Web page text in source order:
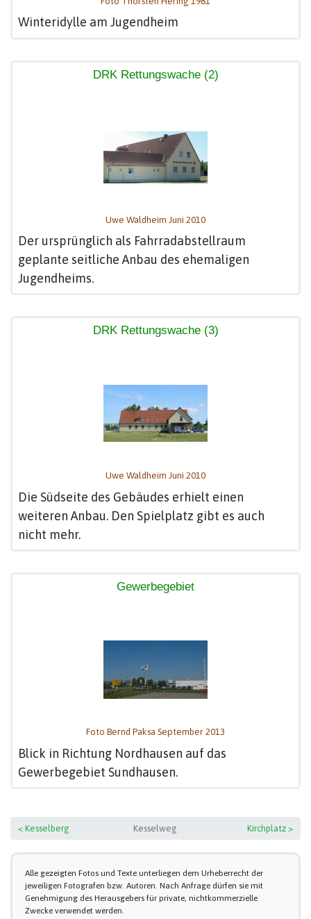
Winteridylle am Jugendheim
DRK Rettungswache (2)
Uwe Waldheim Juni 2010
Der ursprünglich als Fahrradabstellraum
geplante seitliche Anbau des ehemaligen
Jugendheims.
DRK Rettungswache (3)
Uwe Waldheim Juni 2010
Die Südseite des Gebäudes erhielt einen
weiteren Anbau. Den Spielplatz gibt es auch
nicht mehr.
Gewerbegebiet
Foto Bernd Paksa September 2013
Blick in Richtung Nordhausen auf das
Gewerbegebiet Sundhausen.
< Kesselberg Kesselweg Kirchplatz >
Alle gezeigten Fotos und Texte unterliegen dem Urheberrecht der
jeweiligen Fotografen bzw. Autoren. Nach Anfrage dürfen sie mit
Genehmigung des Herausgebers für private, nichtkommerzielle
Zwecke verwendet werden.